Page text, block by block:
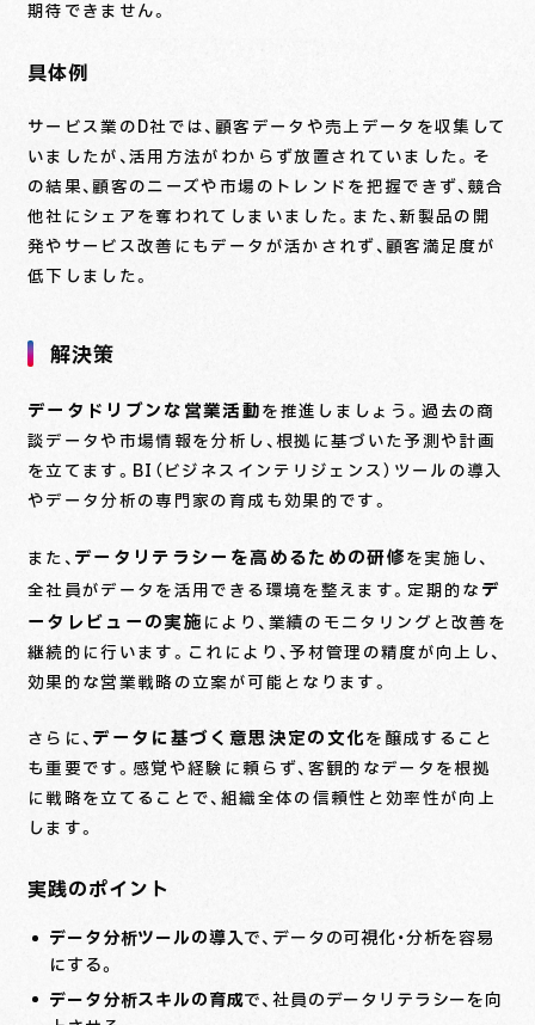
期待できません。
具体例
サービス業のD社では、顧客データや売上データを収集して
いましたが、活用方法がわからず放置されていました。そ
の結果、顧客のニーズや市場のトレンドを把握できず、競合
他社にシェアを奪われてしまいました。また、新製品の開
発やサービス改善にもデータが活かされず、顧客満足度が
低下しました。
解決策
データドリブンな営業活動を推進しましょう。過去の商
談データや市場情報を分析し、根拠に基づいた予測や計画
を立てます。BI（ビジネスインテリジェンス）ツールの導入
やデータ分析の専門家の育成も効果的です。
また、 データリテラシーを高めるための研修を実施し、
全社員がデータを活用できる環境を整えます。定期的な デ
ータレビューの実施 により、業績のモニタリングと改善を
継続的に行います。これにより、予材管理の精度が向上し、
効果的な営業戦略の立案が可能となります。
さらに、 データに基づく意思決定の文化を醸成すること
も重要です。感覚や経験に頼らず、客観的なデータを根拠
に戦略を立てることで、組織全体の信頼性と効率性が向上
します。
実践のポイント
データ分析ツールの導入で、データの可視化・分析を容易
にする。
データ分析スキルの育成で、社員のデータリテラシーを向